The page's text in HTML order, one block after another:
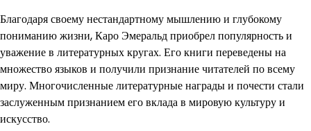
Благодаря своему нестандартному мышлению и глубокому
пониманию жизни, Каро Эмеральд приобрел популярность и
уважение в литературных кругах. Его книги переведены на
множество языков и получили признание читателей по всему
миру. Многочисленные литературные награды и почести стали
заслуженным признанием его вклада в мировую культуру и
искусство.